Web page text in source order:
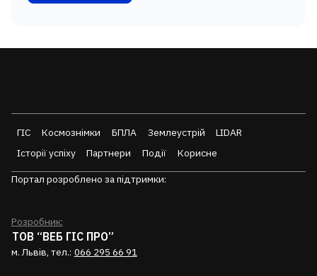
ГІС Космознімки БПЛА Землеустрій
LIDAR
Історії успіху
Партнери Події Корисне
Портал розроблено за підтримки:
Розробник:
ТОВ “ВЕБ ГІС ПРО”
м. Львів, тел.: 066 295 66 91